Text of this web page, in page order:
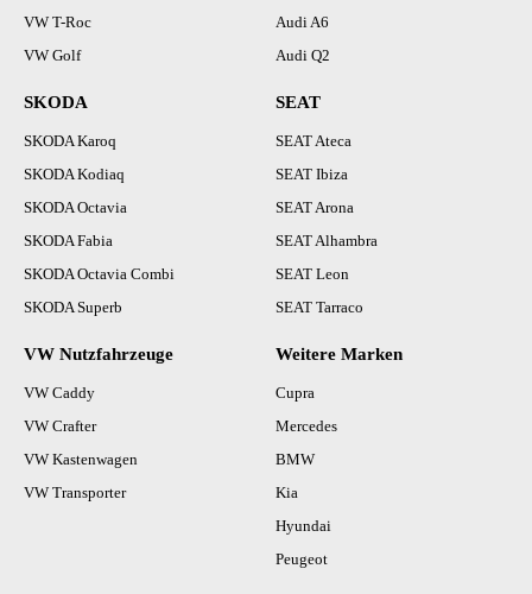
VW T-Roc
VW Golf
Audi A6
Audi Q2
SKODA
SKODA Karoq
SKODA Kodiaq
SKODA Octavia
SKODA Fabia
SKODA Octavia Combi
SKODA Superb
SEAT
SEAT Ateca
SEAT Ibiza
SEAT Arona
SEAT Alhambra
SEAT Leon
SEAT Tarraco
VW Nutzfahrzeuge
VW Caddy
VW Crafter
VW Kastenwagen
VW Transporter
Weitere Marken
Cupra
Mercedes
BMW
Kia
Hyundai
Peugeot